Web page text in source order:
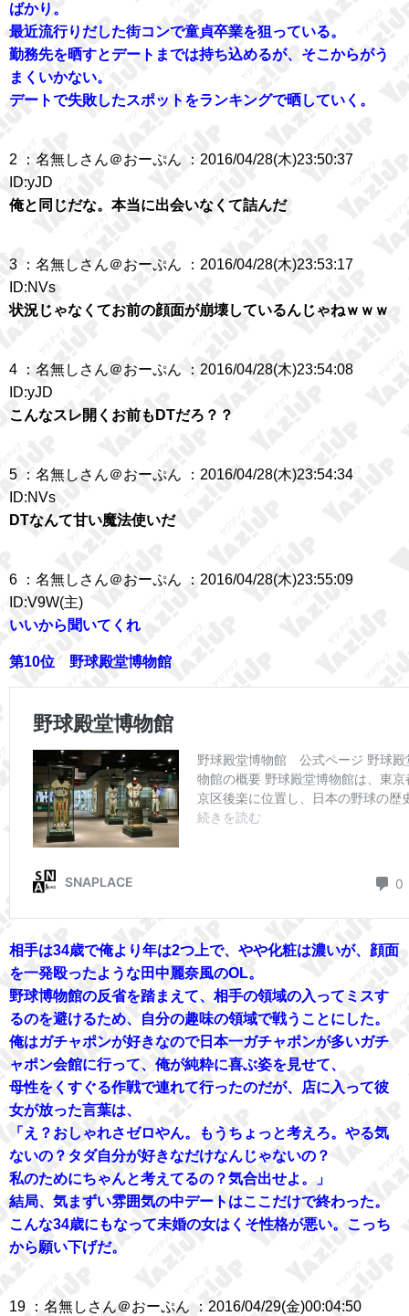
ばかり。
最近流行りだした街コンで童貞卒業を狙っている。
勤務先を晒すとデートまでは持ち込めるが、そこからがう
まくいかない。
デートで失敗したスポットをランキングで晒していく。
2 ：名無しさん＠おーぷん ：2016/04/28(木)23:50:37
ID:yJD
俺と同じだな。本当に出会いなくて詰んだ
3 ：名無しさん＠おーぷん ：2016/04/28(木)23:53:17
ID:NVs
状況じゃなくてお前の顔面が崩壊しているんじゃねｗｗｗ
4 ：名無しさん＠おーぷん ：2016/04/28(木)23:54:08
ID:yJD
こんなスレ開くお前もDTだろ？？
5 ：名無しさん＠おーぷん ：2016/04/28(木)23:54:34
ID:NVs
DTなんて甘い魔法使いだ
6 ：名無しさん＠おーぷん ：2016/04/28(木)23:55:09
ID:V9W(主)
いいから聞いてくれ
第10位 野球殿堂博物館
相手は34歳で俺より年は2つ上で、やや化粧は濃いが、顔面
を一発殴ったような田中麗奈風のOL。
野球博物館の反省を踏まえて、相手の領域の入ってミスす
るのを避けるため、自分の趣味の領域で戦うことにした。
俺はガチャポンが好きなので日本一ガチャポンが多いガチ
ャポン会館に行って、俺が純粋に喜ぶ姿を見せて、
母性をくすぐる作戦で連れて行ったのだが、店に入って彼
女が放った言葉は、
「え？おしゃれさゼロやん。もうちょっと考えろ。やる気
ないの？タダ自分が好きなだけなんじゃないの？
私のためにちゃんと考えてるの？気合出せよ。」
結局、気まずい雰囲気の中デートはここだけで終わった。
こんな34歳にもなって未婚の女はくそ性格が悪い。こっち
から願い下げだ。
19 ：名無しさん＠おーぷん ：2016/04/29(金)00:04:50